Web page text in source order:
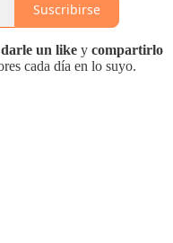
Suscribirse
darle un like y compartirlo
cada día en lo suyo.